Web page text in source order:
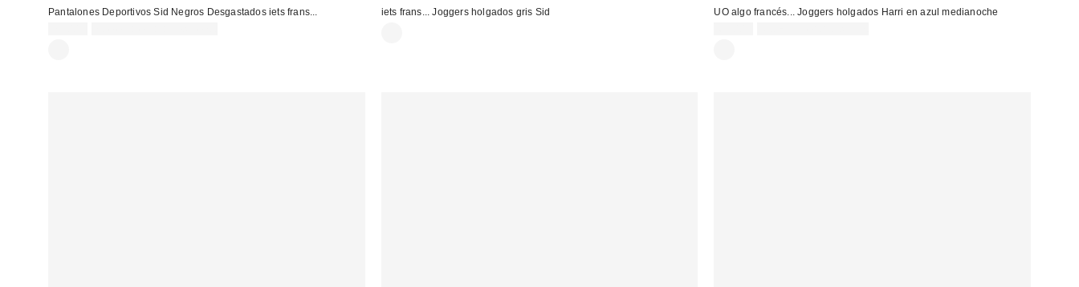
Pantalones Deportivos Sid Negros Desgastados iets frans...
iets frans... Joggers holgados gris Sid
UO algo francés... Joggers holgados Harri en azul medianoche